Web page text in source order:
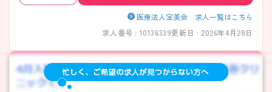
医療法人宝美会 求人一覧はこちら
求人番号 : 10136339更新日 : 2026年4月28日